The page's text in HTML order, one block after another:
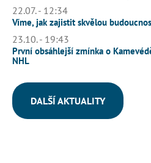
22.07. - 12:34
Víme, jak zajistit skvělou
23.10. - 19:43
První obsáhlejší zmínka o
NHL
DALŠÍ AKTUALITY